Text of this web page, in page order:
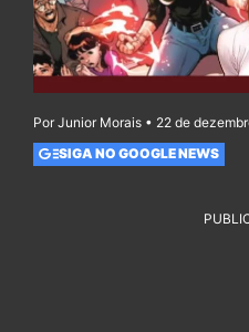
Por Junior Morais • 22 de
SIGA NO GOOGLE NEWS